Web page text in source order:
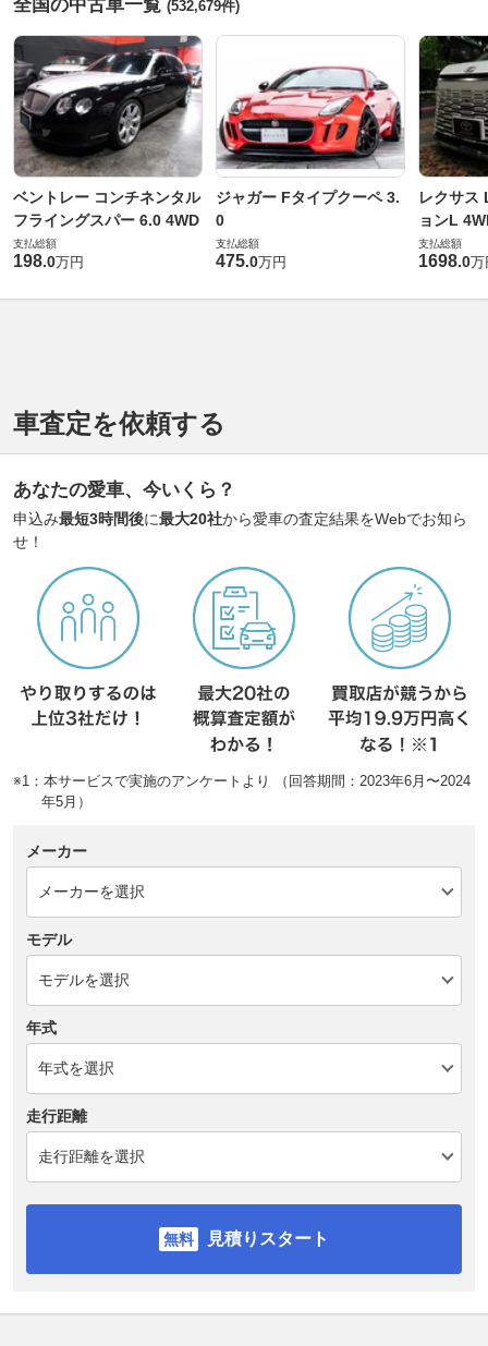
全国の中古車一覧 (532,679件)
ベントレー コンチネンタル
フライングスパー 6.0 4WD
支払総額
198.0万円
ジャガー Fタイプクーペ 3.
0
支払総額
475.0万円
レクサス
ョンL
支払総額
1698.0万
車査定を依頼する
あなたの愛車、今いくら？
申込み最短3時間後に最大20社から愛車の査定結果をWebでお知ら
せ！
※1：本サービスで実施のアンケートより （回答期間：2023年6月〜2024
年5月）
メーカー
モデル
年式
走行距離
見積りスタート